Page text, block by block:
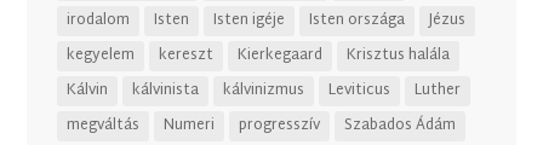
irodalom
Isten Isten igéje Isten országa
Jézus
kegyelem
kereszt Kierkegaard
Krisztus halála
Kálvin
kálvinista kálvinizmus Leviticus
Luther
megváltás
Numeri progresszív Szabados Ádám